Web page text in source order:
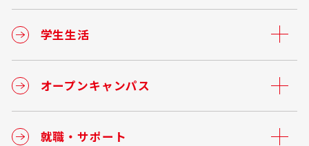
学生生活
オープンキャンパス
就職・サポート